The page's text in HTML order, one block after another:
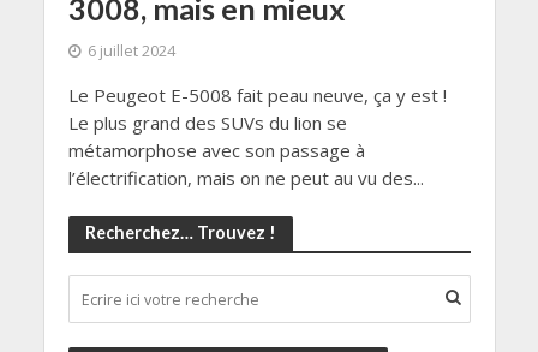
3008, mais en mieux
6 juillet 2024
Le Peugeot E-5008 fait peau neuve, ça y est !
Le plus grand des SUVs du lion se
métamorphose avec son passage à
l’électrification, mais on ne peut au vu des...
Recherchez… Trouvez !